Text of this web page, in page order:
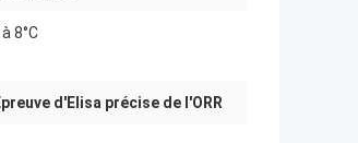
8°C
d'Elisa précise de l'ORR